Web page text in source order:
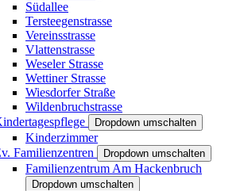
Südallee
Tersteegenstrasse
Vereinsstrasse
Vlattenstrasse
Weseler Strasse
Wettiner Strasse
Wiesdorfer Straße
Wildenbruchstrasse
Dropdown umschalten
Kinderzimmer
Familienzentren
Dropdown umschalten
Familienzentrum Am Hackenbruch
Dropdown umschalten